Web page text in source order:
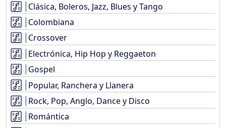
Clásica, Boleros, Jazz, Blues y Tango
Colombiana
Crossover
Electrónica, Hip Hop y Reggaeton
Gospel
Popular, Ranchera y Llanera
Rock, Pop, Anglo, Dance y Disco
Romántica